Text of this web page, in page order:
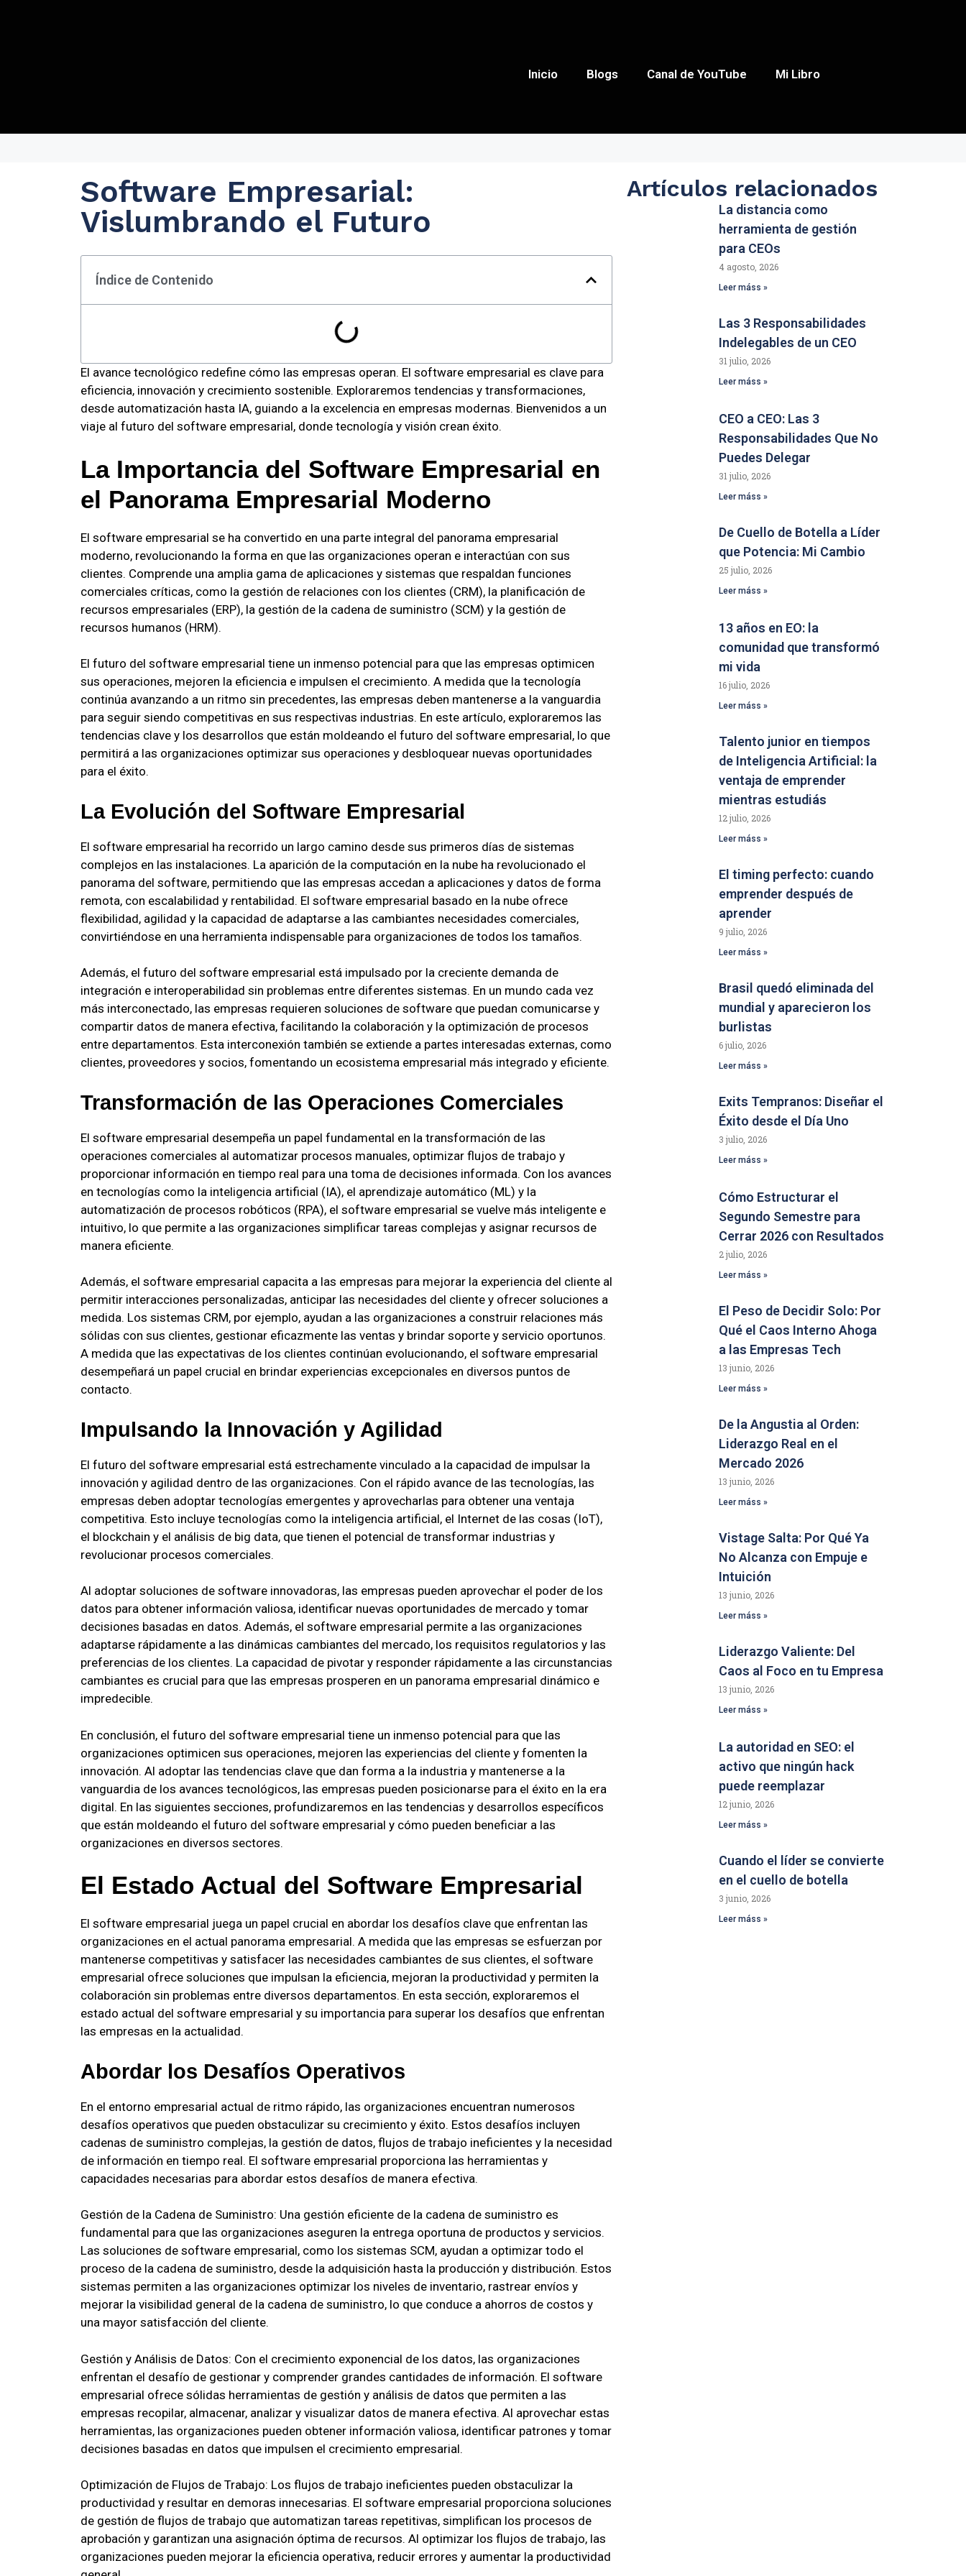
Inicio Blogs Canal de YouTube Mi Libro
Software Empresarial:
Vislumbrando el Futuro
Índice de Contenido
El avance tecnológico redefine cómo las empresas operan. El software empresarial es clave para
eficiencia, innovación y crecimiento sostenible. Exploraremos tendencias y transformaciones,
desde automatización hasta IA, guiando a la excelencia en empresas modernas. Bienvenidos a un
viaje al futuro del software empresarial, donde tecnología y visión crean éxito.
La Importancia del Software Empresarial en
el Panorama Empresarial Moderno
El software empresarial se ha convertido en una parte integral del panorama empresarial
moderno, revolucionando la forma en que las organizaciones operan e interactúan con sus
clientes. Comprende una amplia gama de aplicaciones y sistemas que respaldan funciones
comerciales críticas, como la gestión de relaciones con los clientes (CRM), la planificación de
recursos empresariales (ERP), la gestión de la cadena de suministro (SCM) y la gestión de
recursos humanos (HRM).
El futuro del software empresarial tiene un inmenso potencial para que las empresas optimicen
sus operaciones, mejoren la eficiencia e impulsen el crecimiento. A medida que la tecnología
continúa avanzando a un ritmo sin precedentes, las empresas deben mantenerse a la vanguardia
para seguir siendo competitivas en sus respectivas industrias. En este artículo, exploraremos las
tendencias clave y los desarrollos que están moldeando el futuro del software empresarial, lo que
permitirá a las organizaciones optimizar sus operaciones y desbloquear nuevas oportunidades
para el éxito.
La Evolución del Software Empresarial
El software empresarial ha recorrido un largo camino desde sus primeros días de sistemas
complejos en las instalaciones. La aparición de la computación en la nube ha revolucionado el
panorama del software, permitiendo que las empresas accedan a aplicaciones y datos de forma
remota, con escalabilidad y rentabilidad. El software empresarial basado en la nube ofrece
flexibilidad, agilidad y la capacidad de adaptarse a las cambiantes necesidades comerciales,
convirtiéndose en una herramienta indispensable para organizaciones de todos los tamaños.
Además, el futuro del software empresarial está impulsado por la creciente demanda de
integración e interoperabilidad sin problemas entre diferentes sistemas. En un mundo cada vez
más interconectado, las empresas requieren soluciones de software que puedan comunicarse y
compartir datos de manera efectiva, facilitando la colaboración y la optimización de procesos
entre departamentos. Esta interconexión también se extiende a partes interesadas externas, como
clientes, proveedores y socios, fomentando un ecosistema empresarial más integrado y eficiente.
Transformación de las Operaciones Comerciales
El software empresarial desempeña un papel fundamental en la transformación de las
operaciones comerciales al automatizar procesos manuales, optimizar flujos de trabajo y
proporcionar información en tiempo real para una toma de decisiones informada. Con los avances
en tecnologías como la inteligencia artificial (IA), el aprendizaje automático (ML) y la
automatización de procesos robóticos (RPA), el software empresarial se vuelve más inteligente e
intuitivo, lo que permite a las organizaciones simplificar tareas complejas y asignar recursos de
manera eficiente.
Además, el software empresarial capacita a las empresas para mejorar la experiencia del cliente al
permitir interacciones personalizadas, anticipar las necesidades del cliente y ofrecer soluciones a
medida. Los sistemas CRM, por ejemplo, ayudan a las organizaciones a construir relaciones más
sólidas con sus clientes, gestionar eficazmente las ventas y brindar soporte y servicio oportunos.
A medida que las expectativas de los clientes continúan evolucionando, el software empresarial
desempeñará un papel crucial en brindar experiencias excepcionales en diversos puntos de
contacto.
Impulsando la Innovación y Agilidad
El futuro del software empresarial está estrechamente vinculado a la capacidad de impulsar la
innovación y agilidad dentro de las organizaciones. Con el rápido avance de las tecnologías, las
empresas deben adoptar tecnologías emergentes y aprovecharlas para obtener una ventaja
competitiva. Esto incluye tecnologías como la inteligencia artificial, el Internet de las cosas (IoT),
el blockchain y el análisis de big data, que tienen el potencial de transformar industrias y
revolucionar procesos comerciales.
Al adoptar soluciones de software innovadoras, las empresas pueden aprovechar el poder de los
datos para obtener información valiosa, identificar nuevas oportunidades de mercado y tomar
decisiones basadas en datos. Además, el software empresarial permite a las organizaciones
adaptarse rápidamente a las dinámicas cambiantes del mercado, los requisitos regulatorios y las
preferencias de los clientes. La capacidad de pivotar y responder rápidamente a las circunstancias
cambiantes es crucial para que las empresas prosperen en un panorama empresarial dinámico e
impredecible.
En conclusión, el futuro del software empresarial tiene un inmenso potencial para que las
organizaciones optimicen sus operaciones, mejoren las experiencias del cliente y fomenten la
innovación. Al adoptar las tendencias clave que dan forma a la industria y mantenerse a la
vanguardia de los avances tecnológicos, las empresas pueden posicionarse para el éxito en la era
digital. En las siguientes secciones, profundizaremos en las tendencias y desarrollos específicos
que están moldeando el futuro del software empresarial y cómo pueden beneficiar a las
organizaciones en diversos sectores.
El Estado Actual del Software Empresarial
El software empresarial juega un papel crucial en abordar los desafíos clave que enfrentan las
organizaciones en el actual panorama empresarial. A medida que las empresas se esfuerzan por
mantenerse competitivas y satisfacer las necesidades cambiantes de sus clientes, el software
empresarial ofrece soluciones que impulsan la eficiencia, mejoran la productividad y permiten la
colaboración sin problemas entre diversos departamentos. En esta sección, exploraremos el
estado actual del software empresarial y su importancia para superar los desafíos que enfrentan
las empresas en la actualidad.
Abordar los Desafíos Operativos
En el entorno empresarial actual de ritmo rápido, las organizaciones encuentran numerosos
desafíos operativos que pueden obstaculizar su crecimiento y éxito. Estos desafíos incluyen
cadenas de suministro complejas, la gestión de datos, flujos de trabajo ineficientes y la necesidad
de información en tiempo real. El software empresarial proporciona las herramientas y
capacidades necesarias para abordar estos desafíos de manera efectiva.
Gestión de la Cadena de Suministro: Una gestión eficiente de la cadena de suministro es
fundamental para que las organizaciones aseguren la entrega oportuna de productos y servicios.
Las soluciones de software empresarial, como los sistemas SCM, ayudan a optimizar todo el
proceso de la cadena de suministro, desde la adquisición hasta la producción y distribución. Estos
sistemas permiten a las organizaciones optimizar los niveles de inventario, rastrear envíos y
mejorar la visibilidad general de la cadena de suministro, lo que conduce a ahorros de costos y
una mayor satisfacción del cliente.
Gestión y Análisis de Datos: Con el crecimiento exponencial de los datos, las organizaciones
enfrentan el desafío de gestionar y comprender grandes cantidades de información. El software
empresarial ofrece sólidas herramientas de gestión y análisis de datos que permiten a las
empresas recopilar, almacenar, analizar y visualizar datos de manera efectiva. Al aprovechar estas
herramientas, las organizaciones pueden obtener información valiosa, identificar patrones y tomar
decisiones basadas en datos que impulsen el crecimiento empresarial.
Optimización de Flujos de Trabajo: Los flujos de trabajo ineficientes pueden obstaculizar la
productividad y resultar en demoras innecesarias. El software empresarial proporciona soluciones
de gestión de flujos de trabajo que automatizan tareas repetitivas, simplifican los procesos de
aprobación y garantizan una asignación óptima de recursos. Al optimizar los flujos de trabajo, las
organizaciones pueden mejorar la eficiencia operativa, reducir errores y aumentar la productividad
Artículos relacionados
La distancia como
herramienta de gestión
para CEOs
4 agosto, 2026
Leer máss »
Las 3 Responsabilidades
Indelegables de un CEO
31 julio, 2026
Leer máss »
CEO a CEO: Las 3
Responsabilidades Que No
Puedes Delegar
31 julio, 2026
Leer máss »
De Cuello de Botella a Líder
que Potencia: Mi Cambio
25 julio, 2026
Leer máss »
13 años en EO: la
comunidad que transformó
mi vida
16 julio, 2026
Leer máss »
Talento junior en tiempos
de Inteligencia Artificial: la
ventaja de emprender
mientras estudiás
12 julio, 2026
Leer máss »
El timing perfecto: cuando
emprender después de
aprender
9 julio, 2026
Leer máss »
Brasil quedó eliminada del
mundial y aparecieron los
burlistas
6 julio, 2026
Leer máss »
Exits Tempranos: Diseñar el
Éxito desde el Día Uno
3 julio, 2026
Leer máss »
Cómo Estructurar el
Segundo Semestre para
Cerrar 2026 con Resultados
2 julio, 2026
Leer máss »
El Peso de Decidir Solo: Por
Qué el Caos Interno Ahoga
a las Empresas Tech
13 junio, 2026
Leer máss »
De la Angustia al Orden:
Liderazgo Real en el
Mercado 2026
13 junio, 2026
Leer máss »
Vistage Salta: Por Qué Ya
No Alcanza con Empuje e
Intuición
13 junio, 2026
Leer máss »
Liderazgo Valiente: Del
Caos al Foco en tu Empresa
13 junio, 2026
Leer máss »
La autoridad en SEO: el
activo que ningún hack
puede reemplazar
12 junio, 2026
Leer máss »
Cuando el líder se convierte
en el cuello de botella
3 junio, 2026
Leer máss »